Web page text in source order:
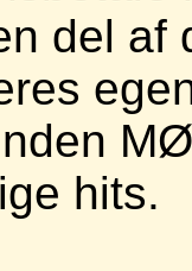
del af
hits.